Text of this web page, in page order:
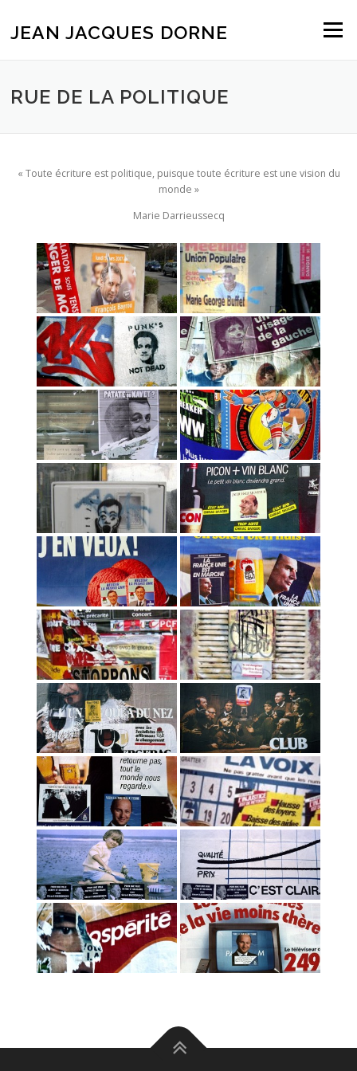
contenu
JEAN JACQUES DORNE Menu
RUE DE LA POLITIQUE
« Toute écriture est politique, puisque toute écriture est une vision du
monde »
Marie Darrieussecq